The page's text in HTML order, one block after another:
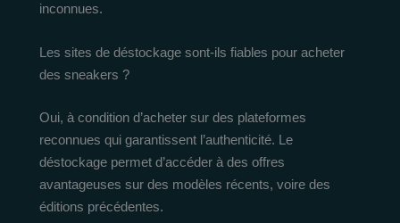
inconnues.
Les sites de déstockage sont-ils fiables pour acheter
des sneakers ?
Oui, à condition d’acheter sur des plateformes
reconnues qui garantissent l’authenticité. Le
déstockage permet d’accéder à des offres
avantageuses sur des modèles récents, voire des
éditions précédentes.